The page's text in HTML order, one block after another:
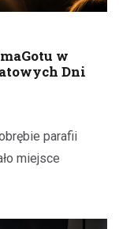
w
Dni
parafii
miejsce